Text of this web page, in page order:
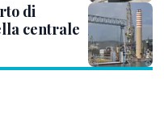
di
centrale